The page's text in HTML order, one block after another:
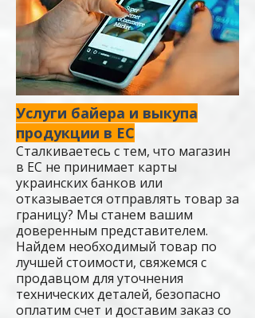
Услуги байера и выкупа
продукции в ЕС
Сталкиваетесь с тем, что магазин
в ЕС не принимает карты
украинских банков или
отказывается отправлять товар за
границу? Мы станем вашим
доверенным представителем.
Найдем необходимый товар по
лучшей стоимости, свяжемся с
продавцом для уточнения
технических деталей, безопасно
оплатим счет и доставим заказ со